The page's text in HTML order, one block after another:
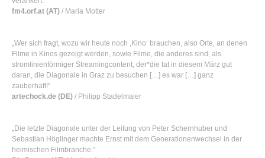
fm4.orf.at (AT) / Maria Motter
„Wer sich fragt, wozu wir heute noch ‚Kino‘ brauchen, also Orte, an denen
Filme in Kinos gezeigt werden, sowie Filme, die anderes sind, als
stromlinienförmiger Streamingcontent, der*die tat in diesem März gut
daran, die Diagonale in Graz zu besuchen […] es war […] ganz
zauberhaft!“
artechock.de (DE) / Philipp Stadelmaier
„Die letzte Diagonale unter der Leitung von Peter Schernhuber und
Sebastian Höglinger machte Ernst mit dem Generationenwechsel in der
heimischen Filmbranche.“